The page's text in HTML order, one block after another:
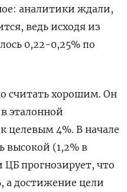
аналитики ждали,
ведь исходя из
0,22-0,25% по
считать хорошим. Он
эталонной
целевым 4%. В начале
высокой (1,2% в
ЦБ прогнозирует, что
а достижение цели